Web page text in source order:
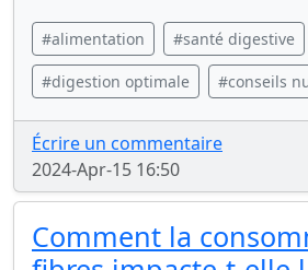
#alimentation #santé digestive
#digestion optimale #conseils
Écrire un commentaire
2024-Apr-15 16:50
Comment la